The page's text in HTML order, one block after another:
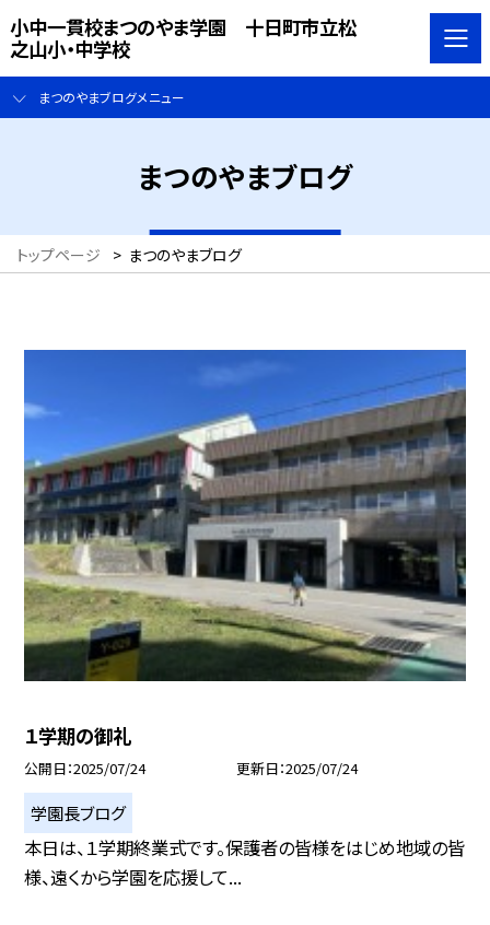
小中一貫校まつのやま学園 十日町市立松
之山小・中学校
まつのやまブログメニュー
まつのやまブログ
トップページ > まつのやまブログ
１学期の御礼
公開日 2025/07/24 更新日 2025/07/24
学園長ブログ
本日は、１学期終業式です。保護者の皆様をはじめ地域の皆
様、遠くから学園を応援して...